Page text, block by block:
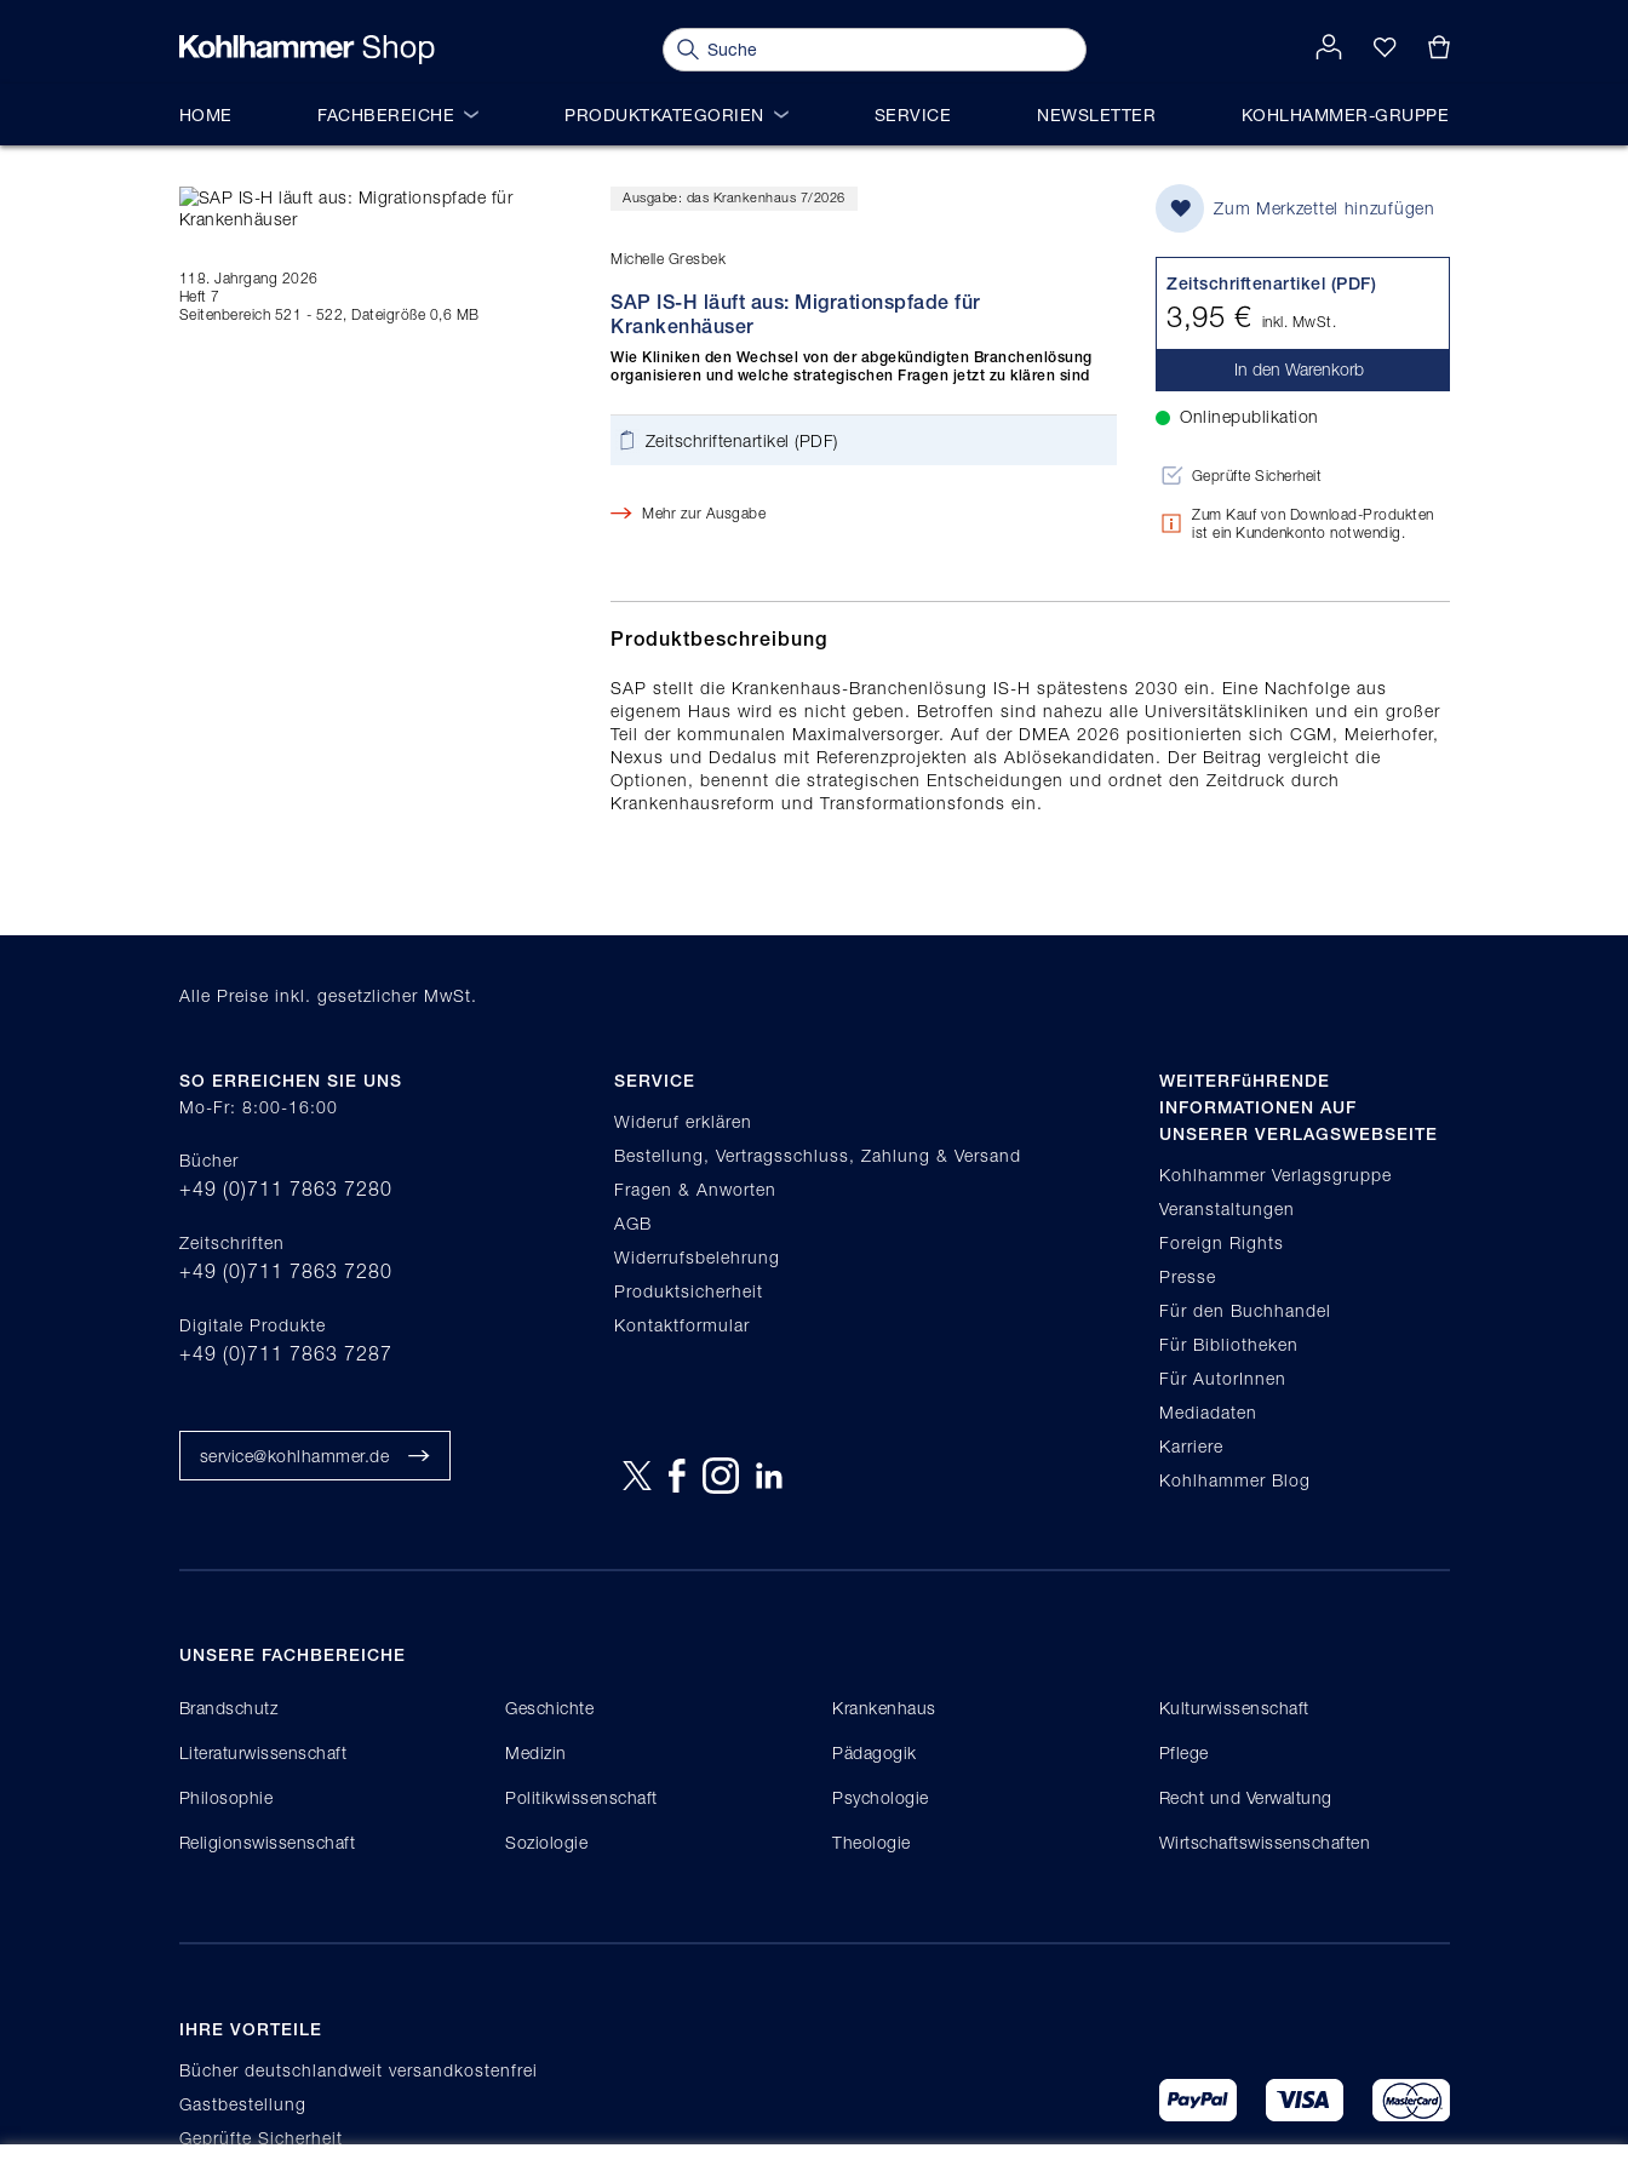
HOME FACHBEREICHE PRODUKTKATEGORIEN SERVICE NEWSLETTER KOHLHAMMER-GRUPPE
118. Jahrgang 2026
Heft 7
Seitenbereich 521 - 522, Dateigröße 0,6 MB
Ausgabe: das Krankenhaus 7/2026
Michelle Gresbek
SAP IS-H läuft aus: Migrationspfade für
Krankenhäuser
Wie Kliniken den Wechsel von der abgekündigten Branchenlösung
organisieren und welche strategischen Fragen jetzt zu klären sind
Zeitschriftenartikel (PDF)
Mehr zur Ausgabe
Zum Merkzettel hinzufügen
Zeitschriftenartikel (PDF)
3,95 € inkl. MwSt.
In den Warenkorb
Onlinepublikation
Geprüfte Sicherheit
Zum Kauf von Download-Produkten
ist ein Kundenkonto notwendig.
Produktbeschreibung
SAP stellt die Krankenhaus-Branchenlösung IS-H spätestens 2030 ein. Eine Nachfolge aus
eigenem Haus wird es nicht geben. Betroffen sind nahezu alle Universitätskliniken und ein großer
Teil der kommunalen Maximalversorger. Auf der DMEA 2026 positionierten sich CGM, Meierhofer,
Nexus und Dedalus mit Referenzprojekten als Ablösekandidaten. Der Beitrag vergleicht die
Optionen, benennt die strategischen Entscheidungen und ordnet den Zeitdruck durch
Krankenhausreform und Transformationsfonds ein.
Alle Preise inkl. gesetzlicher MwSt.
SO ERREICHEN SIE UNS
Mo-Fr: 8:00-16:00
Bücher
+49 (0)711 7863 7280
Zeitschriften
+49 (0)711 7863 7280
Digitale Produkte
+49 (0)711 7863 7287
service@kohlhammer.de
SERVICE
Wideruf erklären
Bestellung, Vertragsschluss, Zahlung & Versand
Fragen & Anworten
AGB
Widerrufsbelehrung
Produktsicherheit
Kontaktformular
WEITERFüHRENDE
INFORMATIONEN AUF
UNSERER VERLAGSWEBSEITE
Kohlhammer Verlagsgruppe
Veranstaltungen
Foreign Rights
Presse
Für den Buchhandel
Für Bibliotheken
Für AutorInnen
Mediadaten
Karriere
Kohlhammer Blog
UNSERE FACHBEREICHE
Brandschutz Geschichte Krankenhaus Kulturwissenschaft
Literaturwissenschaft Medizin Pädagogik Pflege
Philosophie Politikwissenschaft Psychologie Recht und Verwaltung
Religionswissenschaft Soziologie Theologie Wirtschaftswissenschaften
IHRE VORTEILE
Bücher deutschlandweit versandkostenfrei
Gastbestellung
Geprüfte Sicherheit